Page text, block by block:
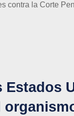
contra la Corte
Estados